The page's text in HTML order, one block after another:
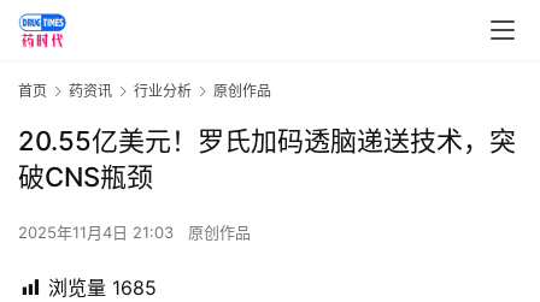
首页 药资讯 行业分析 原创作品
20.55亿美元！罗氏加码透脑递送技术，突
破CNS瓶颈
2025年11月4日 21:03 原创作品
浏览量 1685